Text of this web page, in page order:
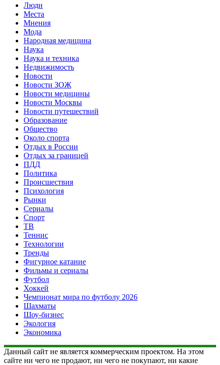
Люди
Места
Мнения
Мода
Народная медицина
Наука
Наука и техника
Недвижимость
Новости
Новости ЗОЖ
Новости медицины
Новости Москвы
Новости путешествий
Образование
Общество
Около спорта
Отдых в России
Отдых за границей
ПДД
Политика
Происшествия
Психология
Рынки
Сериалы
Спорт
ТВ
Теннис
Технологии
Тренды
Фигурное катание
Фильмы и сериалы
Футбол
Хоккей
Чемпионат мира по футболу 2026
Шахматы
Шоу-бизнес
Экология
Экономика
Данный сайт не является коммерческим проектом. На этом
сайте ни чего не продают, ни чего не покупают, ни какие